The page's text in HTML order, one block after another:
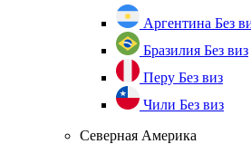
Аргентина Без
Бразилия Без виз
Перу Без виз
Чили Без виз
Северная Америка